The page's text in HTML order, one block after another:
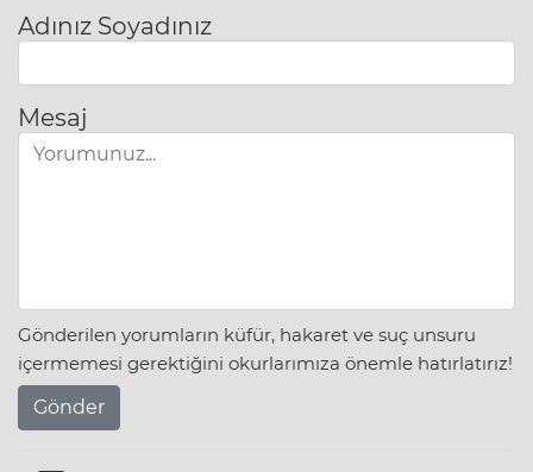
Adınız Soyadınız
Mesaj
Gönderilen yorumların küfür, hakaret ve suç unsuru
içermemesi gerektiğini okurlarımıza önemle hatırlatırız!
Gönder